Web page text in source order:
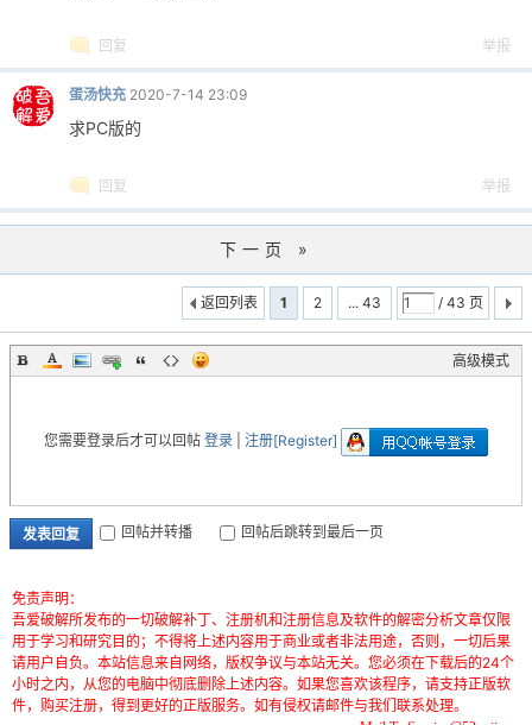
回复 举报
蛋汤快充 2020-7-14 23:09
求PC版的
回复 举报
下一页 »
1 2 ... 43 / 43 页
返回列表
高级模式
您需要登录后才可以回帖 登录 注册[Register]
发表回复 回帖并转播 回帖后跳转到最后一页
免责声明：
吾爱破解所发布的一切破解补丁、注册机和注册信息及软件的解密分析文章仅限
用于学习和研究目的；不得将上述内容用于商业或者非法用途，否则，一切后果
请用户自负。本站信息来自网络，版权争议与本站无关。您必须在下载后的24个
小时之内，从您的电脑中彻底删除上述内容。如果您喜欢该程序，请支持正版软
件，购买注册，得到更好的正版服务。如有侵权请邮件与我们联系处理。